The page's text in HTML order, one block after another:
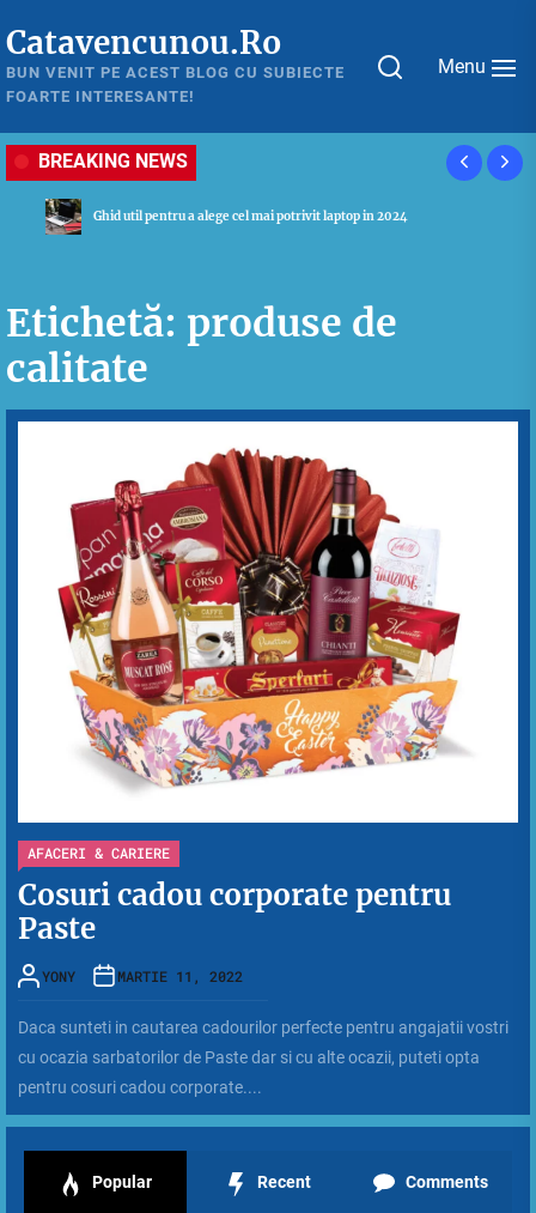
to
the
content
Catavencunou.Ro
BUN VENIT PE ACEST BLOG CU SUBIECTE
FOARTE INTERESANTE!
Menu
BREAKING NEWS
Ghid util pentru a alege cel mai potrivit laptop in 2024
Etichetă: produse de
calitate
AFACERI & CARIERE
Cosuri cadou corporate pentru
Paste
YONY MARTIE 11, 2022
Daca sunteti in cautarea cadourilor perfecte pentru angajatii vostri
cu ocazia sarbatorilor de Paste dar si cu alte ocazii, puteti opta
pentru cosuri cadou corporate....
Popular Recent Comments